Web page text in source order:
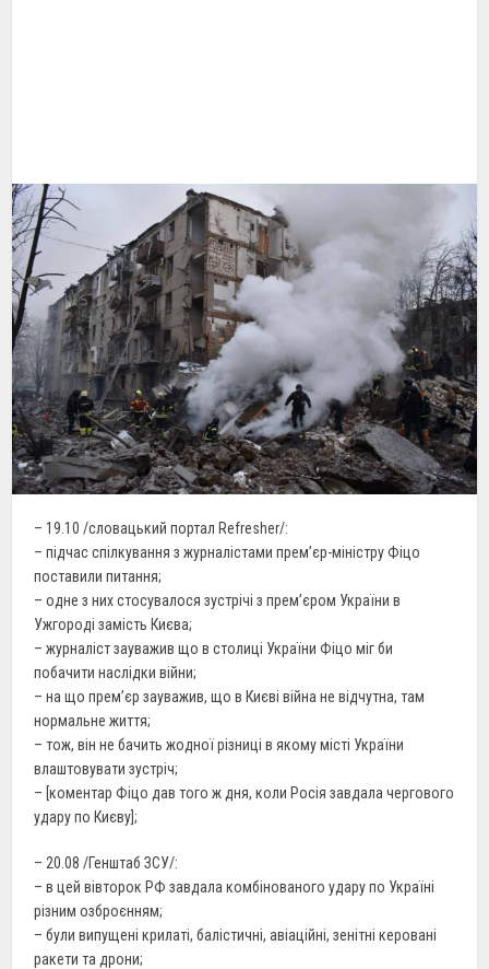
– 19.10 /словацький портал Refresher/:
– підчас спілкування з журналістами прем’єр-міністру Фіцо
поставили питання;
– одне з них стосувалося зустрічі з прем’єром України в
Ужгороді замість Києва;
– журналіст зауважив що в столиці України Фіцо міг би
побачити наслідки війни;
– на що прем’єр зауважив, що в Києві війна не відчутна, там
нормальне життя;
– тож, він не бачить жодної різниці в якому місті України
влаштовувати зустріч;
– [коментар Фіцо дав того ж дня, коли Росія завдала чергового
удару по Києву];
– 20.08 /Генштаб ЗСУ/:
– в цей вівторок РФ завдала комбінованого удару по Україні
різним озброєнням;
– були випущені крилаті, балістичні, авіаційні, зенітні керовані
ракети та дрони;